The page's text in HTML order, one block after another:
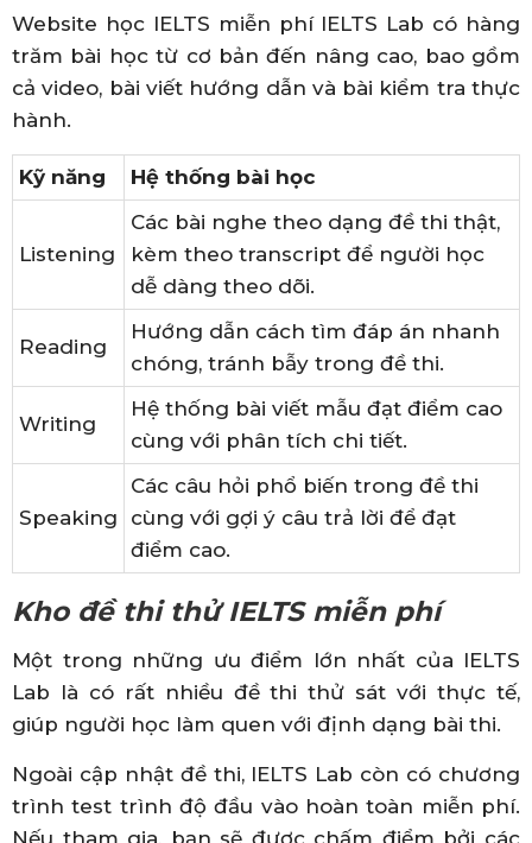
Website học IELTS miễn phí IELTS Lab có hàng
trăm bài học từ cơ bản đến nâng cao, bao gồm
cả video, bài viết hướng dẫn và bài kiểm tra thực
hành.
Kỹ năng Hệ thống bài học
Listening
Các bài nghe theo dạng đề thi thật,
kèm theo transcript để người học
dễ dàng theo dõi.
Reading
Hướng dẫn cách tìm đáp án nhanh
chóng, tránh bẫy trong đề thi.
Writing
Hệ thống bài viết mẫu đạt điểm cao
cùng với phân tích chi tiết.
Speaking
Các câu hỏi phổ biến trong đề thi
cùng với gợi ý câu trả lời để đạt
điểm cao.
Kho đề thi thử IELTS miễn phí
Một trong những ưu điểm lớn nhất của IELTS
Lab là có rất nhiều đề thi thử sát với thực tế,
giúp người học làm quen với định dạng bài thi.
Ngoài cập nhật đề thi, IELTS Lab còn có chương
trình test trình độ đầu vào hoàn toàn miễn phí.